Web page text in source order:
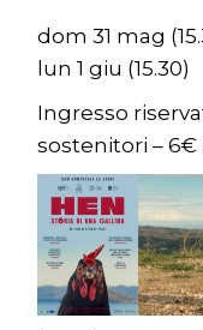
dom 31 mag
lun 1 giu (15.30)
Ingresso
sostenitori – 6€